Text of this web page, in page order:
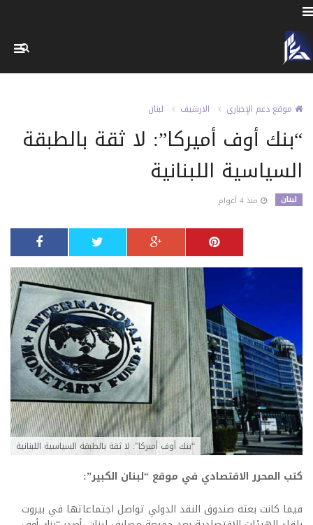
موقع دعم الإخباري الارشيف لبنان
“بنك أوف أميركا”: لا ثقة بالطبقة
السياسية اللبنانية
لبنان منذ 4 أعوام
“بنك أوف أميركا”: لا ثقة بالطبقة السياسية اللبنانية
كتب المحرر الاقتصادي في موقع “لبنان الكبير”:
فيما كانت بعثة صندوق النقد الدولي تواصل اجتماعاتها في بيروت